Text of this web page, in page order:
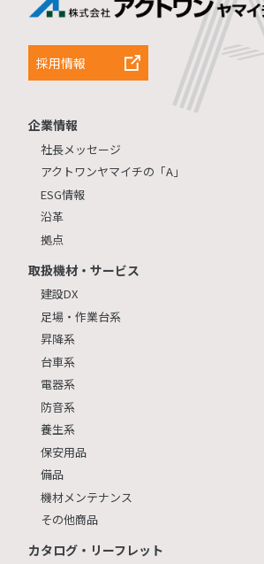
採用情報
企業情報
社長メッセージ
アクトワンヤマイチの「A」
ESG情報
沿革
拠点
取扱機材・サービス
建設DX
足場・作業台系
昇降系
台車系
電器系
防音系
養生系
保安用品
備品
機材メンテナンス
その他商品
カタログ・リーフレット